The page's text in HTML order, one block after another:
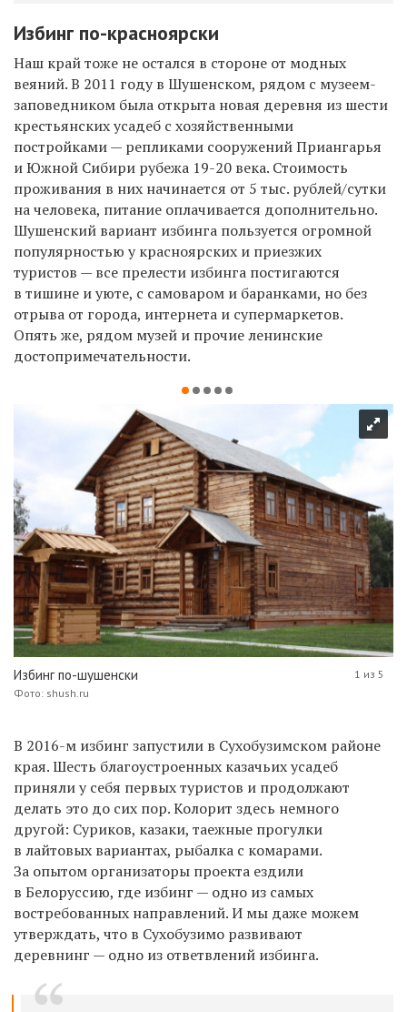
Избинг по-красноярски
Наш край тоже не остался в стороне от модных
веяний. В 2011 году в Шушенском, рядом с музеем-
заповедником была открыта новая деревня из шести
крестьянских усадеб с хозяйственными
постройками — репликами сооружений Приангарья
и Южной Сибири рубежа 19-20 века. Стоимость
проживания в них начинается от 5 тыс. рублей/сутки
на человека, питание оплачивается дополнительно.
Шушенский вариант избинга пользуется огромной
популярностью у красноярских и приезжих
туристов — все прелести избинга постигаются
в тишине и уюте, с самоваром и баранками, но без
отрыва от города, интернета и супермаркетов.
Опять же, рядом музей и прочие ленинские
достопримечательности.
Избинг по-шушенски
Фото: shush.ru
1 из 5
В 2016-м избинг запустили в Сухобузимском районе
края. Шесть благоустроенных казачьих усадеб
приняли у себя первых туристов и продолжают
делать это до сих пор. Колорит здесь немного
другой: Суриков, казаки, таежные прогулки
в лайтовых вариантах, рыбалка с комарами.
За опытом организаторы проекта ездили
в Белоруссию, где избинг — одно из самых
востребованных направлений. И мы даже можем
утверждать, что в Сухобузимо развивают
деревнинг — одно из ответвлений избинга.